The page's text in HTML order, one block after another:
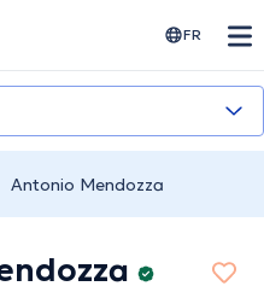
FR
Antonio Mendozza